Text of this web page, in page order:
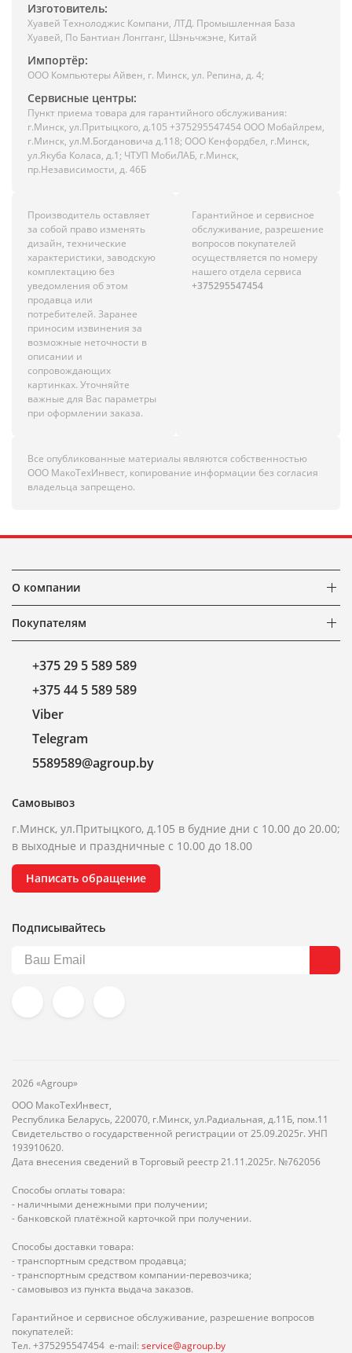
Изготовитель:
Хуавей Технолоджис Компани, ЛТД. Промышленная База
Хуавей, По Бантиан Лонгганг, Шэньчжэне, Китай
Импортёр:
ООО Компьютеры Айвен, г. Минск, ул. Репина, д. 4;
Сервисные центры:
Пункт приема товара для гарантийного обслуживания:
г.Минск, ул.Притыцкого, д.105 +375295547454 ООО Мобайлрем,
г.Минск, ул.М.Богдановича д.118; ООО Кенфордбел, г.Минск,
ул.Якуба Коласа, д.1; ЧТУП МобиЛАБ, г.Минск,
пр.Независимости, д. 46Б
Производитель оставляет
за собой право изменять
дизайн, технические
характеристики, заводскую
комплектацию без
уведомления об этом
продавца или
потребителей. Заранее
приносим извинения за
возможные неточности в
описании и
сопровождающих
картинках. Уточняйте
важные для Вас параметры
при оформлении заказа.
Гарантийное и сервисное
обслуживание, разрешение
вопросов покупателей
осуществляется по номеру
нашего отдела сервиса
+375295547454
Все опубликованные материалы являются собственностью
ООО МакоТехИнвест, копирование информации без согласия
владельца запрещено.
О компании
Покупателям
+375 29 5 589 589
+375 44 5 589 589
Viber
Telegram
5589589@agroup.by
Самовывоз
г.Минск, ул.Притыцкого, д.105 в будние дни с 10.00 до 20.00;
в выходные и праздничные с 10.00 до 18.00
Написать обращение
Подписывайтесь
2026 «Agroup»
ООО МакоТехИнвест,
Республика Беларусь, 220070, г.Минск, ул.Радиальная, д.11Б, пом.11
Свидетельство о государственной регистрации от 25.09.2025г. УНП
193910620.
Дата внесения сведений в Торговый реестр 21.11.2025г. №762056
Способы оплаты товара:
- наличными денежными при получении;
- банковской платёжной карточкой при получении.
Способы доставки товара:
- транспортным средством продавца;
- транспортным средством компании-перевозчика;
- самовывоз из пункта выдача заказов.
Гарантийное и сервисное обслуживание, разрешение вопросов
покупателей:
Тел. +375295547454 e-mail: service@agroup.by